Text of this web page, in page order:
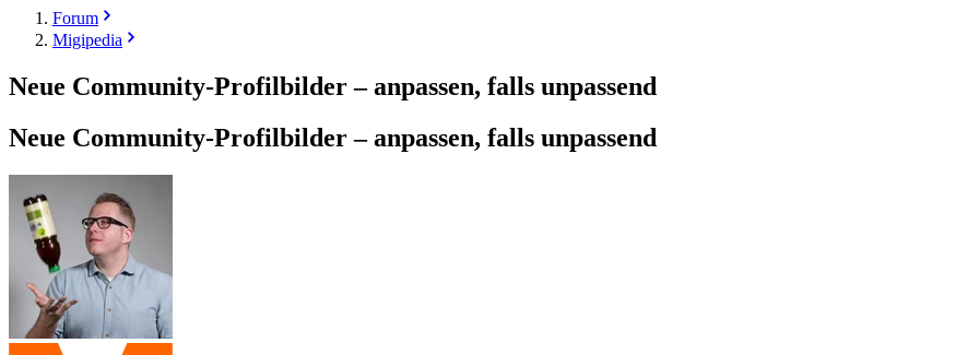
Forum
Migipedia
Neue Community-Profilbilder – anpassen, falls unpassend
Neue Community-Profilbilder – anpassen, falls unpassend